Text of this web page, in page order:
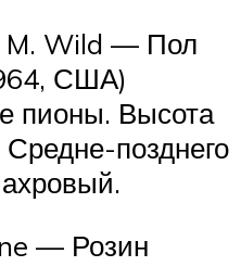
M. Wild — Пол
США)
пионы. Высота
позднего
— Розин